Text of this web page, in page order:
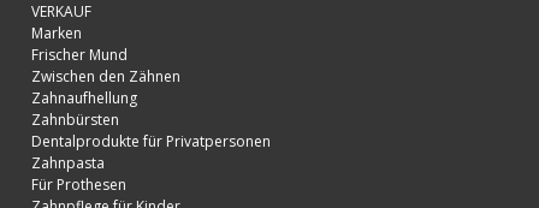
VERKAUF
Marken
Frischer Mund
Zwischen den Zähnen
Zahnaufhellung
Zahnbürsten
Dentalprodukte für Privatpersonen
Zahnpasta
Für Prothesen